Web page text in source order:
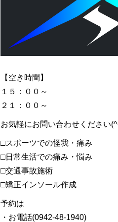
【空き時間】
１５：００～
２１：００～
お気軽にお問い合わせください
□スポーツでの怪我・痛み
□日常生活での痛み・悩み
□交通事故施術
□矯正インソール作成
予約は
・お電話(0942-48-1940)